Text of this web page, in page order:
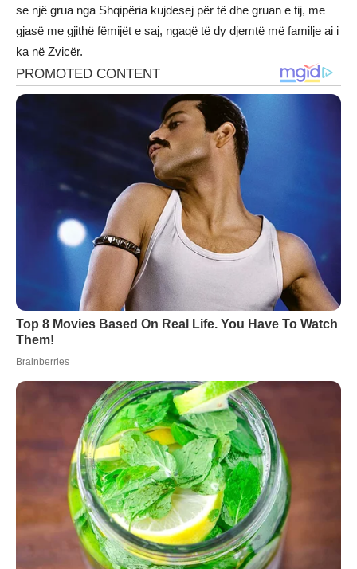
se një grua nga Shqipëria kujdesej për të dhe gruan e tij, me
gjasë me gjithë fëmijët e saj, ngaqë të dy djemtë më familje ai i
ka në Zvicër.